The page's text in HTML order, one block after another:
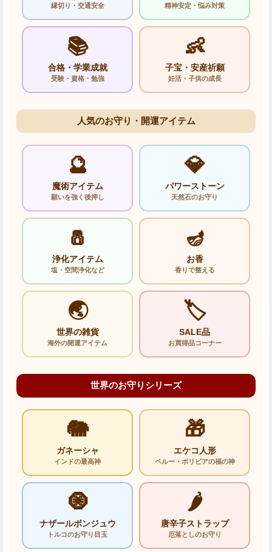
縁切り・交通安全 精神安定・悩み対策
📚
合格・学業成就
受験・資格・勉強
👶
子宝・安産祈願
妊活・子供の成長
人気のお守り・開運アイテム
🔮
魔術アイテム
願いを強く後押し
💎
パワーストーン
天然石のお守り
🧂
浄化アイテム
塩・空間浄化など
🪔
お香
香りで整える
🌏
世界の雑貨
海外の開運アイテム
🏷️
SALE品
お買得品コーナー
世界のお守りシリーズ
🐘
ガネーシャ
インドの最高神
🎁
エケコ人形
ペルー・ボリビアの福の神
🧿
ナザールボンジュウ
トルコのお守り目玉
🌶️
唐辛子ストラップ
厄落としのお守り